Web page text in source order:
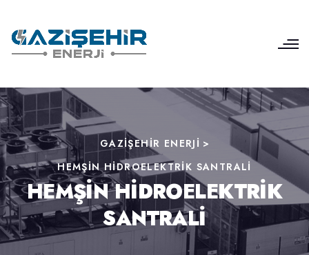
GAZIŞEHIR ENERJI >
HEMŞIN HIDROELEKTRIK SANTRALI
HEMŞIN HIDROELEKTRIK
SANTRALI